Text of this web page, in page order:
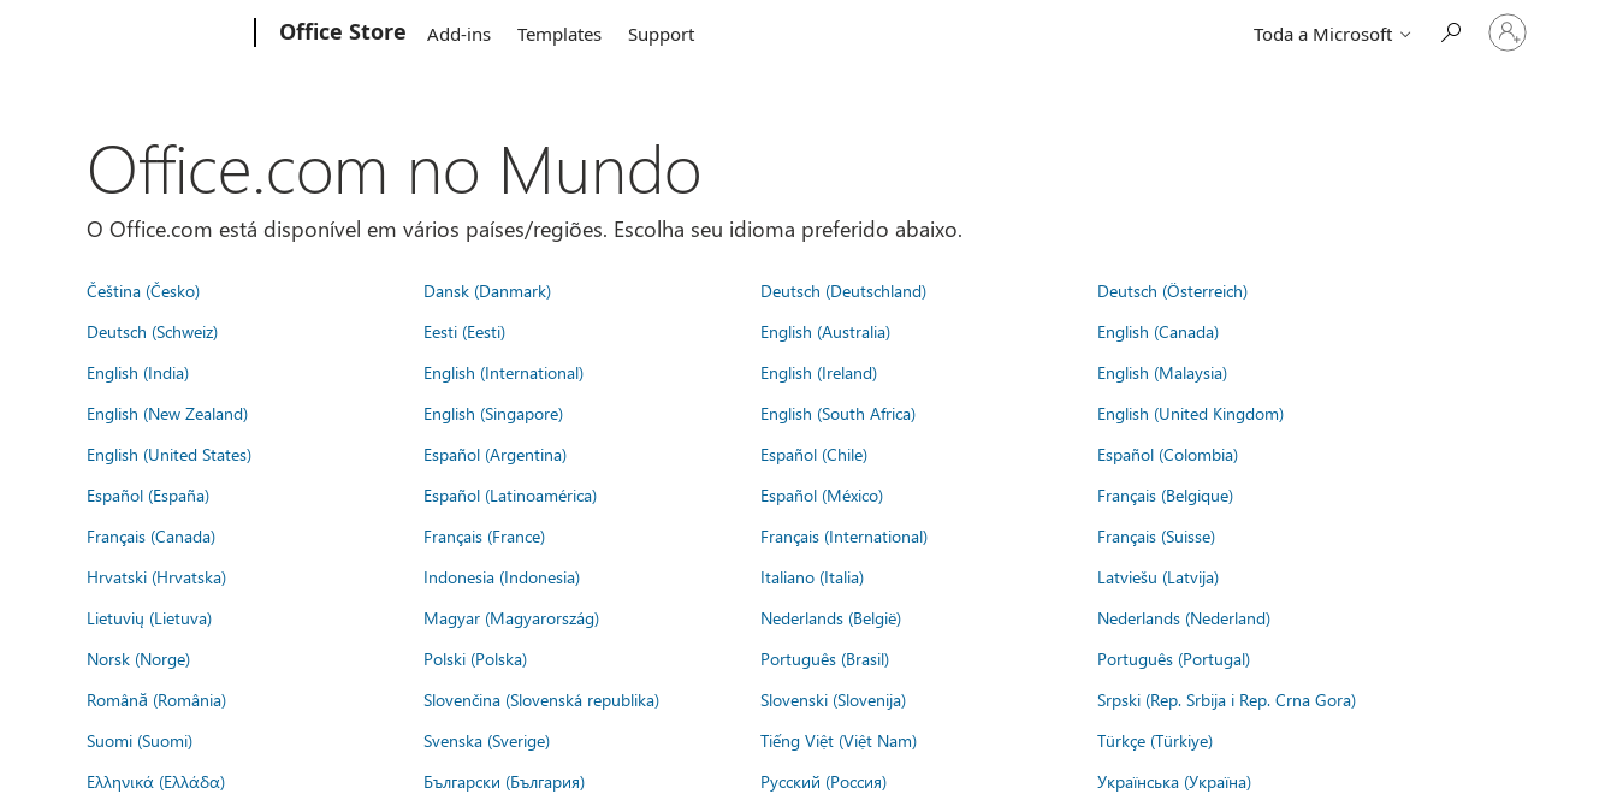
Office Store Add-ins Templates Support Toda a Microsoft
Entre
em
sua
Office.com no Mundo
O Office.com está disponível em vários países/regiões. Escolha seu idioma preferido abaixo.
Čeština (Česko) Dansk (Danmark) Deutsch (Deutschland)
Deutsch (Österreich)
Deutsch (Schweiz)
Eesti (Eesti) English (Australia)
English (Canada)
English (India)
English (International) English (Ireland)
English (Malaysia)
English (New Zealand)
English (Singapore) English (South Africa)
English (United Kingdom)
English (United States)
Español (Argentina) Español (Chile)
Español (Colombia)
Español (España)
Español (Latinoamérica) Español (México)
Français (Belgique)
Français (Canada)
Français (France) Français (International)
Français (Suisse)
Hrvatski (Hrvatska)
Indonesia (Indonesia) Italiano (Italia)
Latviešu (Latvija)
Lietuvių (Lietuva)
Magyar (Magyarország) Nederlands (België)
Nederlands (Nederland)
Norsk (Norge)
Polski (Polska) Português (Brasil)
Português (Portugal)
Română (România)
Slovenčina (Slovenská republika) Slovenski (Slovenija)
Srpski (Rep. Srbija i Rep. Crna Gora)
Suomi (Suomi)
Svenska (Sverige) Tiếng Việt (Việt Nam)
Türkçe (Türkiye)
Ελληνικά (Ελλάδα)
Български (България) Русский (Россия)
Українська (Україна)